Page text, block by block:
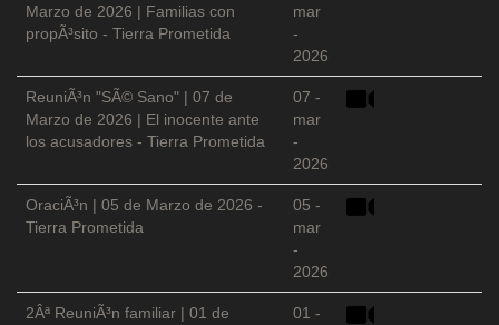
Marzo de 2026 | Familias con
propÃ³sito - Tierra Prometida
mar
-
2026
ReuniÃ³n "SÃ© Sano" | 07 de
Marzo de 2026 | El inocente ante
los acusadores - Tierra Prometida
07 -
mar
-
2026
OraciÃ³n | 05 de Marzo de 2026 -
Tierra Prometida
05 -
mar
-
2026
2Âª ReuniÃ³n familiar | 01 de
01 -